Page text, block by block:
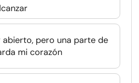
abierto, pero una parte de
mi corazón